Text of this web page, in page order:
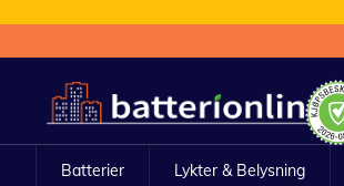
til
innhold
Batterier Lykter & Belysning